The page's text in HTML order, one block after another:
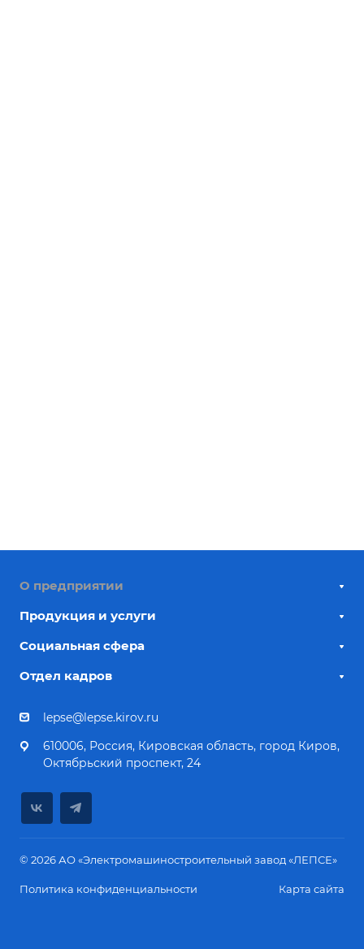
О предприятии
Продукция и услуги
Социальная сфера
Отдел кадров
lepse@lepse.kirov.ru
610006, Россия, Кировская область, город Киров,
Октябрьский проспект, 24
© 2026 АО «Электромашиностроительный завод «ЛЕПСЕ»
Политика конфиденциальности Карта сайта